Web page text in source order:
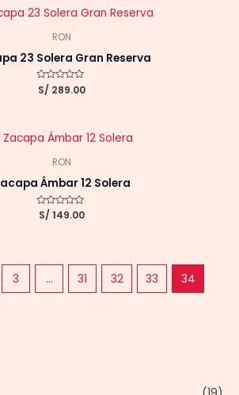
RON
23 Solera Gran Reserva
Valorado
con
S/ 289.00
RON
Ámbar 12 Solera
Valorado
con
S/ 149.00
3 … 31 32 33 34